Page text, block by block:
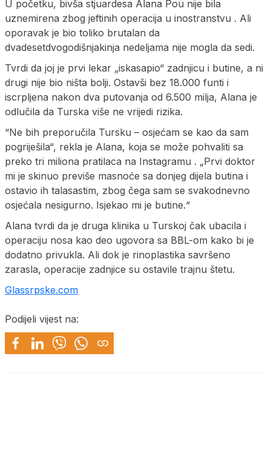
U početku, bivša stjuardesa Alana Pou nije bila
uznemirena zbog jeftinih operacija u inostranstvu . Ali
oporavak je bio toliko brutalan da
dvadesetdvogodišnjakinja nedeljama nije mogla da sedi.
Tvrdi da joj je prvi lekar „iskasapio“ zadnjicu i butine, a ni
drugi nije bio ništa bolji. Ostavši bez 18.000 funti i
iscrpljena nakon dva putovanja od 6.500 milja, Alana je
odlučila da Turska više ne vrijedi rizika.
“Ne bih preporučila Tursku – osjećam se kao da sam
pogriješila“, rekla je Alana, koja se može pohvaliti sa
preko tri miliona pratilaca na Instagramu . „Prvi doktor
mi je skinuo previše masnoće sa donjeg dijela butina i
ostavio ih talasastim, zbog čega sam se svakodnevno
osjećala nesigurno. Isjekao mi je butine.“
Alana tvrdi da je druga klinika u Turskoj čak ubacila i
operaciju nosa kao deo ugovora sa BBL-om kako bi je
dodatno privukla. Ali dok je rinoplastika savršeno
zarasla, operacije zadnjice su ostavile trajnu štetu.
Glassrpske.com
Podijeli vijest na: